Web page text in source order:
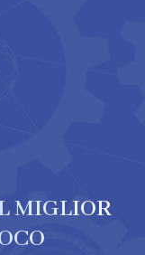
MIGLIOR